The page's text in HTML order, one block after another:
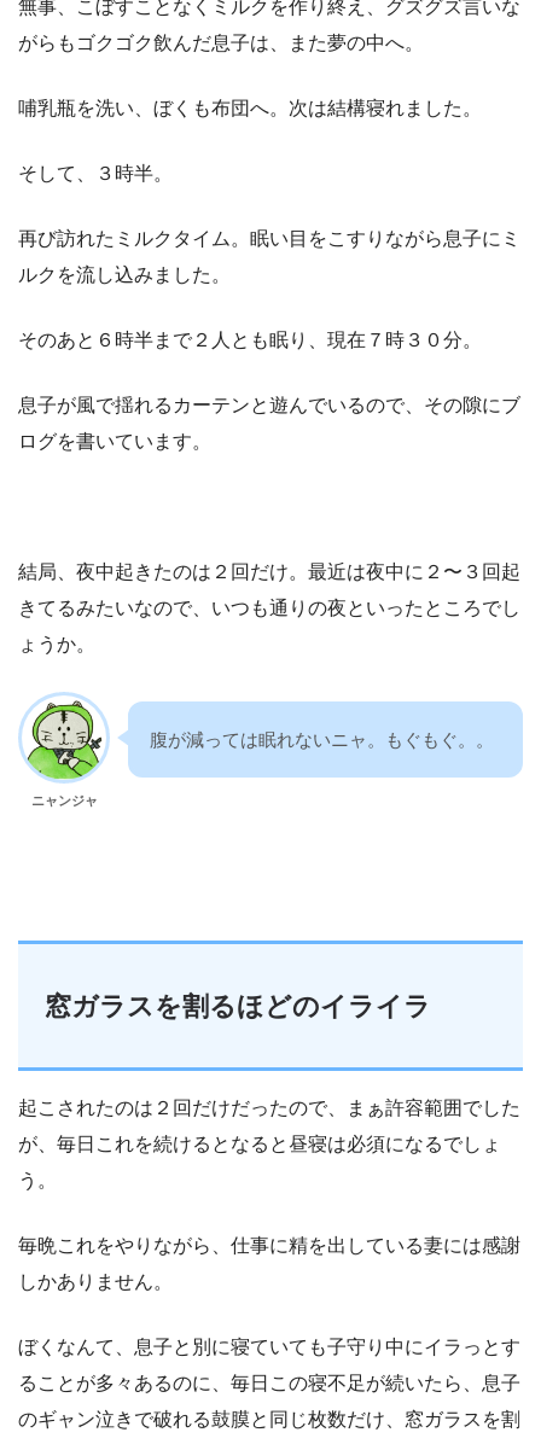
無事、こぼすことなくミルクを作り終え、グズグズ言いな
がらもゴクゴク飲んだ息子は、また夢の中へ。
哺乳瓶を洗い、ぼくも布団へ。次は結構寝れました。
そして、３時半。
再び訪れたミルクタイム。眠い目をこすりながら息子にミ
ルクを流し込みました。
そのあと６時半まで２人とも眠り、現在７時３０分。
息子が風で揺れるカーテンと遊んでいるので、その隙にブ
ログを書いています。
結局、夜中起きたのは２回だけ。最近は夜中に２〜３回起
きてるみたいなので、いつも通りの夜といったところでし
ょうか。
ニャンジャ
腹が減っては眠れないニャ。もぐもぐ。。
窓ガラスを割るほどのイライラ
起こされたのは２回だけだったので、まぁ許容範囲でした
が、毎日これを続けるとなると昼寝は必須になるでしょ
う。
毎晩これをやりながら、仕事に精を出している妻には感謝
しかありません。
ぼくなんて、息子と別に寝ていても子守り中にイラっとす
ることが多々あるのに、毎日この寝不足が続いたら、息子
のギャン泣きで破れる鼓膜と同じ枚数だけ、窓ガラスを割